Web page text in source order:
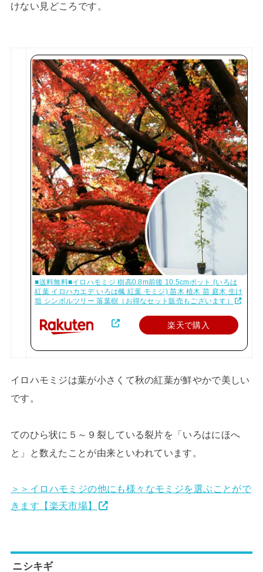
けない見どころです。
■送料無料■イロハモミジ 樹高0.8m前後 10.5cmポット (いろは
紅葉 イロハカエデ いろは楓 紅葉 モミジ) 苗木 植木 苗 庭木 生け
垣 シンボルツリー 落葉樹（お得なセット販売もございます）
楽天で購入
イロハモミジは葉が小さくて秋の紅葉が鮮やかで美しい
です。
てのひら状に５～９裂している裂片を「いろはにほへ
と」と数えたことが由来といわれています。
＞＞イロハモミジの他にも様々なモミジを選ぶことがで
きます【楽天市場】
ニシキギ